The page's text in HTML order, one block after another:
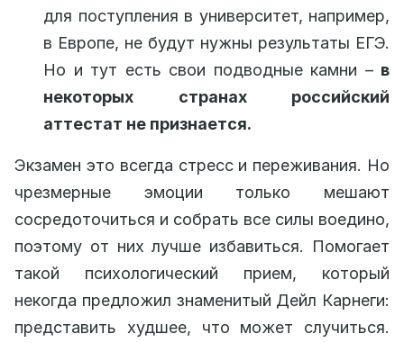
для поступления в университет, например,
в Европе, не будут нужны результаты ЕГЭ.
Но и тут есть свои подводные камни – в
некоторых странах российский
аттестат не признается.
Экзамен это всегда стресс и переживания. Но
чрезмерные эмоции только мешают
сосредоточиться и собрать все силы воедино,
поэтому от них лучше избавиться. Помогает
такой психологический прием, который
некогда предложил знаменитый Дейл Карнеги:
представить худшее, что может случиться.